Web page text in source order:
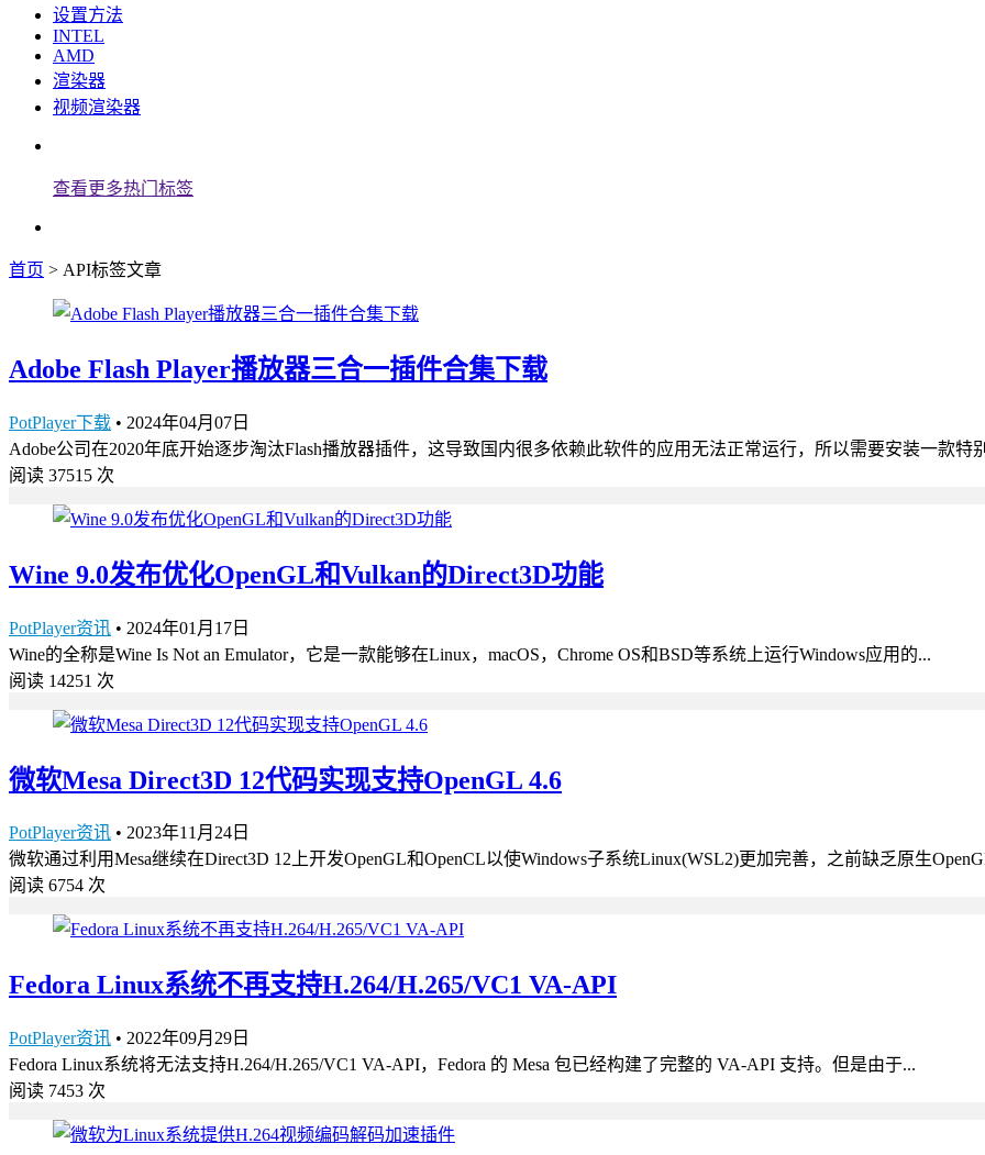
设置方法
INTEL
AMD
渲染器
视频渲染器
查看更多热门标签
首页 > API标签文章
Adobe Flash Player播放器三合一插件合集下载
PotPlayer下载 • 2024年04月07日
Adobe公司在2020年底开始逐步淘汰Flash播放器插件，这导致国内很多依赖此软件的应用无法正常运行，所以需要安装一款特
阅读 37515 次
Wine 9.0发布优化OpenGL和Vulkan的Direct3D功能
PotPlayer资讯 • 2024年01月17日
Wine的全称是Wine Is Not an Emulator，它是一款能够在Linux，macOS，Chrome OS和BSD等系统上运行Windows应用的...
阅读 14251 次
微软Mesa Direct3D 12代码实现支持OpenGL 4.6
PotPlayer资讯 • 2023年11月24日
微软通过利用Mesa继续在Direct3D 12上开发OpenGL和OpenCL以使Windows子系统Linux(WSL2)更加完善，之前缺乏原生
阅读 6754 次
Fedora Linux系统不再支持H.264/H.265/VC1 VA-API
PotPlayer资讯 • 2022年09月29日
Fedora Linux系统将无法支持H.264/H.265/VC1 VA-API，Fedora 的 Mesa 包已经构建了完整的 VA-API 支持。但是由于...
阅读 7453 次